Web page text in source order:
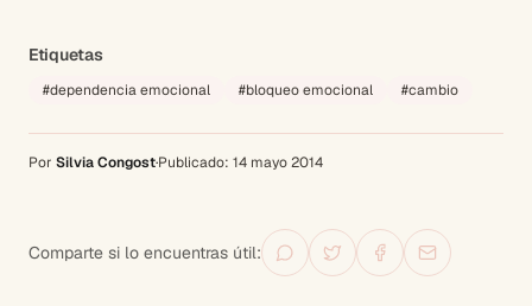
Etiquetas
#dependencia emocional #bloqueo emocional #cambio
Por Silvia Congost·Publicado: 14 mayo 2014
Comparte si lo encuentras útil: